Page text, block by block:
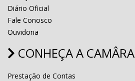
Diário Oficial
Fale Conosco
Ouvidoria
CONHEÇA A CAMÂRA
Prestação de Contas